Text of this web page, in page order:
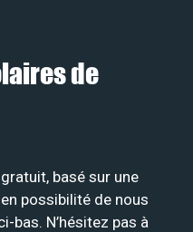
de
basé sur une
possibilité de nous
bas. N’hésitez pas à